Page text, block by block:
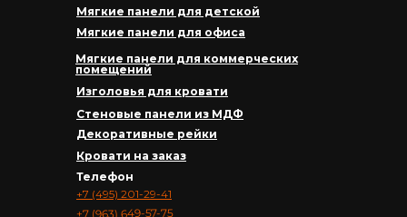
+7 (495) 201-29-41
+7 (963) 649-57-75
Телефон
Мягкие панели для коммерческих
помещений
Изголовья для кровати
Стеновые панели из МДФ
Декоративные рейки
Кровати на заказ
Мягкие панели для детской
Мягкие панели для офиса